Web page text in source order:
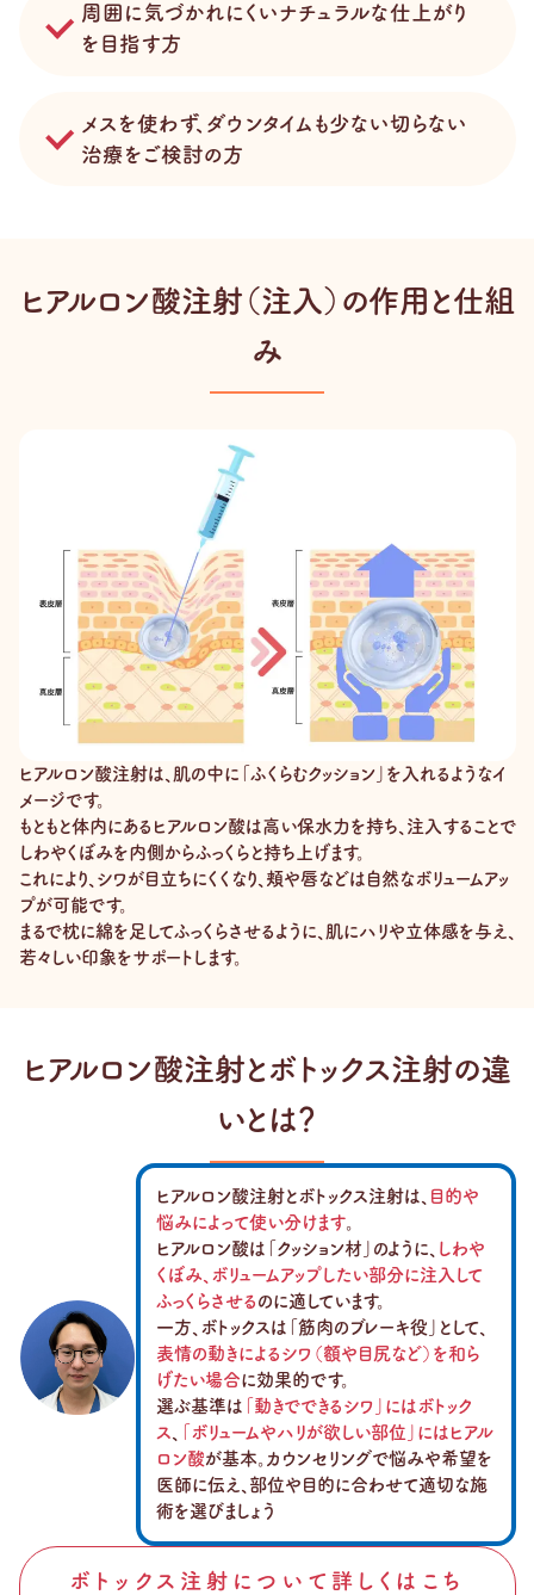
周囲に気づかれにくいナチュラルな仕上がり
を目指す方
メスを使わず、ダウンタイムも少ない切らない
治療をご検討の方
ヒアルロン酸注射（注入）の作用と仕組
み
ヒアルロン酸注射は、肌の中に「ふくらむクッション」を入れるようなイ
メージです。
もともと体内にあるヒアルロン酸は高い保水力を持ち、注入することで
しわやくぼみを内側からふっくらと持ち上げます。
これにより、シワが目立ちにくくなり、頬や唇などは自然なボリュームアッ
プが可能です。
まるで枕に綿を足してふっくらさせるように、肌にハリや立体感を与え、
若々しい印象をサポートします。
ヒアルロン酸注射とボトックス注射の違
いとは？
ヒアルロン酸注射とボトックス注射は、
目的や
悩みによって使い分けます。
ヒアルロン酸は「クッション材」のように、
しわや
くぼみ、ボリュームアップしたい部分に注入して
ふっくらさせる のに適しています。
一方、ボトックスは「筋肉のブレーキ役」として、
表情の動きによるシワ（額や目尻など）を和ら
げたい場合に効果的です。
選ぶ基準は 「動きでできるシワ」にはボトック
ス
「ボリュームやハリが欲しい部位」にはヒアル
ロン酸が基本。カウンセリングで悩みや希望を
医師に伝え、部位や目的に合わせて適切な施
術を選びましょう
ボトックス注射について詳しくはこち